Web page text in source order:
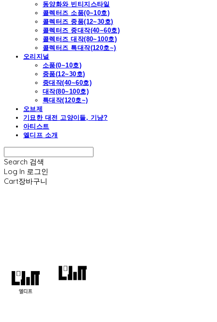
동양화와 빈티지스타일
콜렉터즈 소품(0~10호)
콜렉터즈 중품(12~30호)
콜렉터즈 중대작(40~60호)
콜렉터즈 대작(80~100호)
콜렉터즈 특대작(120호~)
오리지널
소품(0~10호)
중품(12~30호)
중대작(40~60호)
대작(80~100호)
특대작(120호~)
오브제
기묘한 대전 고양이들, 기냥?
아티스트
엘디프 소개
Search 검색
Log In 로그인
Cart장바구니